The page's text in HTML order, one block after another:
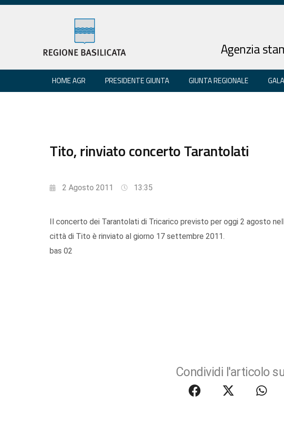
Agenzia
HOME AGR PRESIDENTE GIUNTA GIUNTA REGIONALE
Tito, rinviato concerto Tarantolati
2 Agosto 2011 13:35
Il concerto dei Tarantolati di Tricarico previsto per oggi 2 agosto
città di Tito è rinviato al giorno 17 settembre 2011.
bas 02
Condividi l'articolo